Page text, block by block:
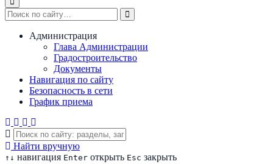
Администрация
Глава Администрации
Градостроительство
Документы
Навигация по сайту
Безопасность в сети
График приема
Найти вручную
↑ ↓ навигация Enter открыть Esc закрыть